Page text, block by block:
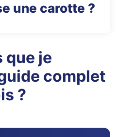
une carotte ?
que je
complet
?